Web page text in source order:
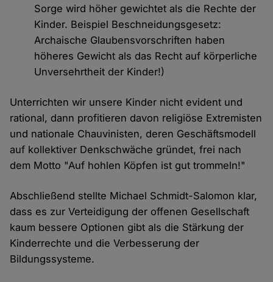
Sorge wird höher gewichtet als die Rechte der
Kinder. Beispiel Beschneidungsgesetz:
Archaische Glaubensvorschriften haben
höheres Gewicht als das Recht auf körperliche
Unversehrtheit der Kinder!)
Unterrichten wir unsere Kinder nicht evident und
rational, dann profitieren davon religiöse Extremisten
und nationale Chauvinisten, deren Geschäftsmodell
auf kollektiver Denkschwäche gründet, frei nach
dem Motto "Auf hohlen Köpfen ist gut trommeln!"
Abschließend stellte Michael Schmidt-Salomon klar,
dass es zur Verteidigung der offenen Gesellschaft
kaum bessere Optionen gibt als die Stärkung der
Kinderrechte und die Verbesserung der
Bildungssysteme.